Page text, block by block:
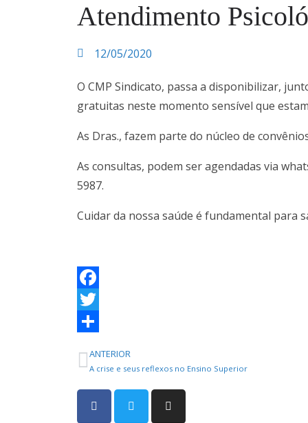
Atendimento
12/05/2020
O CMP Sindicato, passa a disponibilizar,
gratuitas neste momento sensível que
As Dras., fazem parte do núcleo de
As consultas, podem ser agendadas via
5987.
Cuidar da nossa saúde é fundamental para
F
a
e
b
T
i
t
h
a
ANTERIOR
A crise e seus reflexos no Ensino Superior